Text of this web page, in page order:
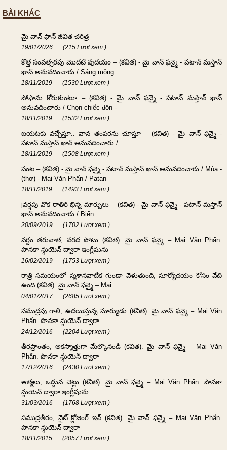
BÀI KHÁC
మై వాన్ ఫాన్ జీవిత చరిత్ర
19/01/2026 (215 Lượt xem )
కొత్త సంవత్సరపు మొదటి వుదయం – (కవిత) - మై వాన్ ఫన్మై - పటాన్ మస్తాన్
ఖాన్ అనువదించారు / Sáng mồng
18/11/2019 (1530 Lượt xem )
సోఫాను కోరుకుంటూ – (కవిత) - మై వాన్ ఫన్మై - పటాన్ మస్తాన్ ఖాన్
అనువదించారు / Chọn chiếc đôn -
18/11/2019 (1532 Lượt xem )
బయటకు వచ్చేస్తూ.. వాన తంపరను చూస్తూ – (కవిత) - మై వాన్ ఫన్మై -
పటాన్ మస్తాన్ ఖాన్ అనువదించారు /
18/11/2019 (1508 Lượt xem )
పంట – (కవిత) - మై వాన్ ఫన్మై - పటాన్ మస్తాన్ ఖాన్ అనువదించారు / Mùa -
(thơ) - Mai Văn Phấn / Patan
18/11/2019 (1493 Lượt xem )
jవర్షపు వొక రాతిరి భిన్న మార్పులు – (కవిత) - మై వాన్ ఫన్మై - పటాన్ మస్తాన్
ఖాన్ అనువదించారు / Biến
20/09/2019 (1702 Lượt xem )
వర్షం తరువాత, వరద పోటు (కవిత). మై వాన్ ఫన్మై – Mai Văn Phấn.
పొనకా న్గుయెన్ ద్వారా ఇంగ్లీషును
16/02/2019 (1753 Lượt xem )
రాత్రి సమయంలో స్మశానవాటిక గుండా వెళుతుంది, సూర్యోదయం కోసం వేచి
ఉంది (కవిత). మై వాన్ ఫన్మై – Mai
04/01/2017 (2685 Lượt xem )
సముద్రపు గాలి, ఉదయిస్తున్న సూర్యుడు (కవిత). మై వాన్ ఫన్మై – Mai Văn
Phấn. పొనకా న్గుయెన్ ద్వారా
24/12/2016 (2204 Lượt xem )
తీరప్రాంతం, అకస్మాత్తుగా మేల్కొనండి (కవిత). మై వాన్ ఫన్మై – Mai Văn
Phấn. పొనకా న్గుయెన్ ద్వారా
17/12/2016 (2430 Lượt xem )
ఆత్మలు, ఒడ్డున చెట్లు (కవిత). మై వాన్ ఫన్మై – Mai Văn Phấn. పొనకా
న్గుయెన్ ద్వారా ఇంగ్లీషును
31/03/2016 (1768 Lượt xem )
సముద్రతీరం, నైట్ క్లోజింగ్ ఇన్ (కవిత). మై వాన్ ఫన్మై – Mai Văn Phấn.
పొనకా న్గుయెన్ ద్వారా
18/11/2015 (2057 Lượt xem )